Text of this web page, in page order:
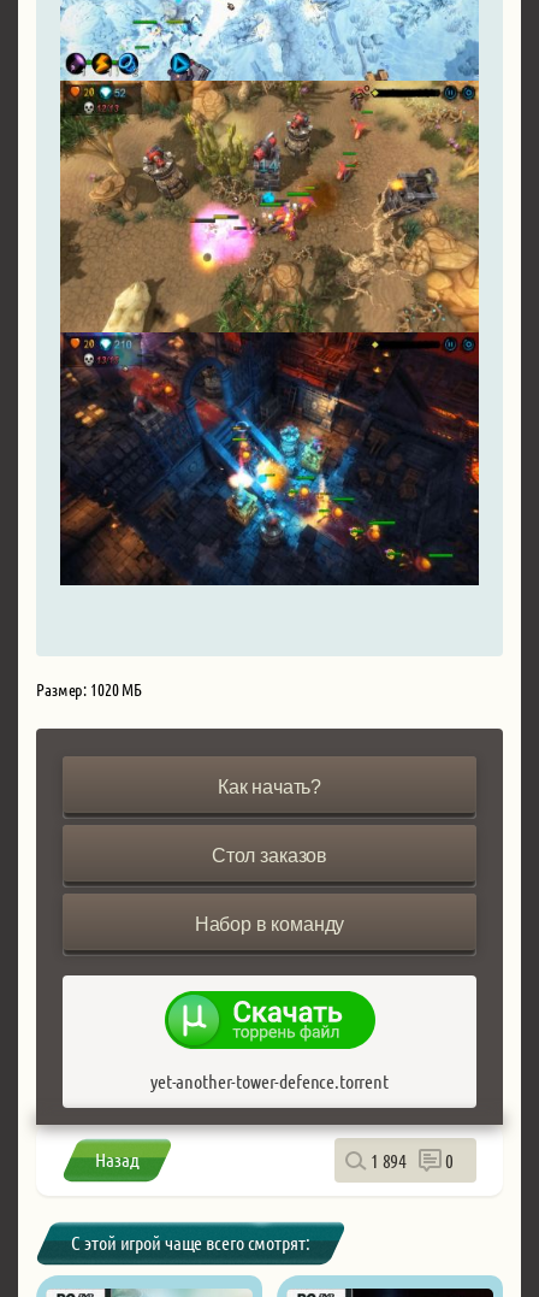
Размер: 1020 МБ
Как начать?
Стол заказов
Набор в команду
yet-another-tower-defence.torrent
Назад 1 894 0
С этой игрой чаще всего смотрят: